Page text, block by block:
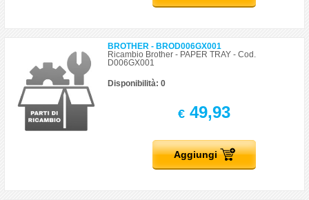
BROTHER - BROD006GX001
Ricambio Brother - PAPER TRAY - Cod.
D006GX001
Disponibilità: 0
€49,93
Aggiungi